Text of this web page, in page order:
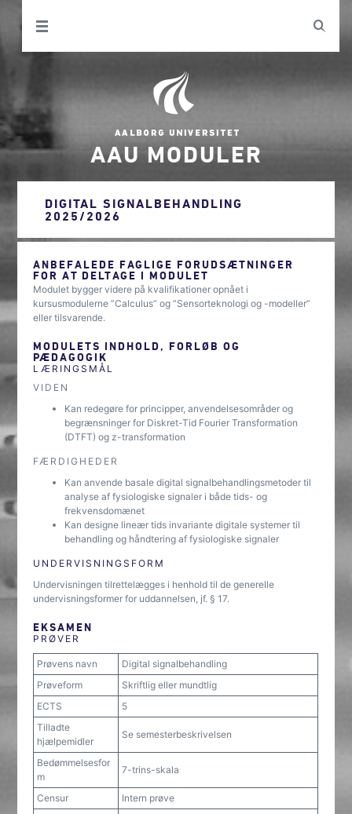
AAU MODULER
DIGITAL SIGNALBEHANDLING
2025/2026
ANBEFALEDE FAGLIGE FORUDSÆTNINGER
FOR AT DELTAGE I MODULET
Modulet bygger videre på kvalifikationer opnået i
kursusmodulerne ”Calculus” og ”Sensorteknologi og -modeller”
eller tilsvarende.
MODULETS INDHOLD, FORLØB OG
PÆDAGOGIK
LÆRINGSMÅL
VIDEN
Kan redegøre for principper, anvendelsesområder og
begrænsninger for Diskret-Tid Fourier Transformation
(DTFT) og z-transformation
FÆRDIGHEDER
Kan anvende basale digital signalbehandlingsmetoder til
analyse af fysiologiske signaler i både tids- og
frekvensdomænet
Kan designe lineær tids invariante digitale systemer til
behandling og håndtering af fysiologiske signaler
UNDERVISNINGSFORM
Undervisningen tilrettelægges i henhold til de generelle
undervisningsformer for uddannelsen, jf. § 17.
EKSAMEN
PRØVER
Prøvens navn
Digital signalbehandling
Prøveform
Skriftlig eller mundtlig
ECTS
5
Tilladte
hjælpemidler
Se semesterbeskrivelsen
Bedømmelsesfor
m
7-trins-skala
Censur
Intern prøve